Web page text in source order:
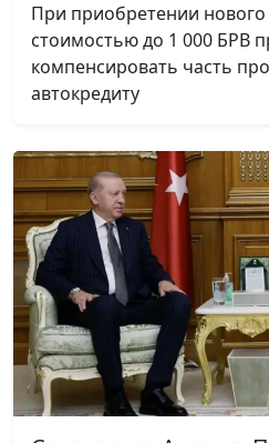
При приобретении
стоимостью до 1 000 БРВ
компенсировать часть
автокредиту